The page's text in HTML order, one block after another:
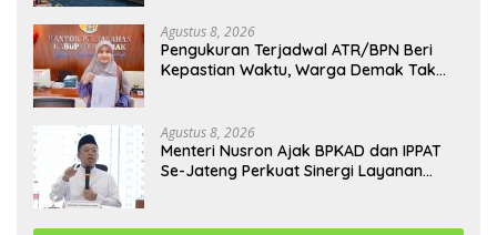
Agustus 8, 2026
Pengukuran Terjadwal ATR/BPN Beri
Kepastian Waktu, Warga Demak Tak
Agustus 8, 2026
Menteri Nusron Ajak BPKAD dan IPPAT
Se-Jateng Perkuat Sinergi Layanan